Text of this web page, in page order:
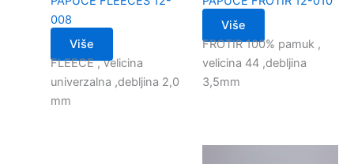
008
Više
FLEECE , velicina
univerzalna ,debljina 2,0
mm
Više
FROTIR 100% pamuk ,
velicina 44 ,debljina
3,5mm